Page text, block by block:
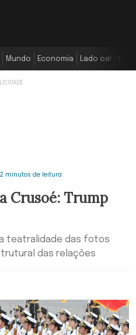
Mundo Economia Lado oa!
2 minutos de leitura
Crusoé: Trump
a teatralidade das fotos
das relações